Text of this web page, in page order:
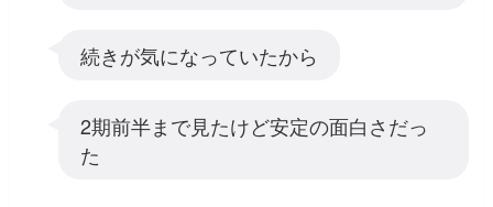
続きが気になっていたから
2期前半まで見たけど安定の面白さだっ
た